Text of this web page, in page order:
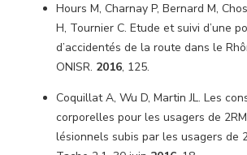
Hours M, Charnay P, Bernard M,
H, Tournier C. Etude et suivi d’une
d’accidentés de la route dans le
ONISR. 2016, 125.
Coquillat A, Wu D, Martin JL. Les
corporelles pour les usagers de
lésionnels subis par les usagers de